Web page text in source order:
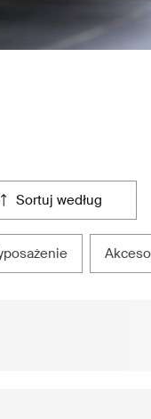
sortuj według